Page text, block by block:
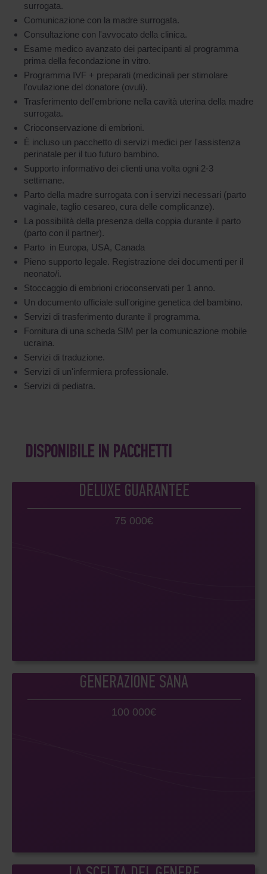
surrogata.
Comunicazione con la madre surrogata.
Consultazione con l'avvocato della clinica.
Esame medico avanzato dei partecipanti al programma
prima della fecondazione in vitro.
Programma IVF + preparati (medicinali per stimolare
l'ovulazione del donatore (ovuli).
Trasferimento dell'embrione nella cavità uterina della madre
surrogata.
Crioconservazione di embrioni.
È incluso un pacchetto di servizi medici per l'assistenza
perinatale per il tuo futuro bambino.
Supporto informativo dei clienti una volta ogni 2-3
settimane.
Parto della madre surrogata con i servizi necessari (parto
vaginale, taglio cesareo, cura delle complicanze).
La possibilità della presenza della coppia durante il parto
(parto con il partner).
Parto in Europa, USA, Canada
Pieno supporto legale. Registrazione dei documenti per il
neonato/i.
Stoccaggio di embrioni crioconservati per 1 anno.
Un documento ufficiale sull'origine genetica del bambino.
Servizi di trasferimento durante il programma.
Fornitura di una scheda SIM per la comunicazione mobile
ucraina.
Servizi di traduzione.
Servizi di un'infermiera professionale.
Servizi di pediatra.
DISPONIBILE IN PACCHETTI
DELUXE GUARANTEE
75 000€
GENERAZIONE SANA
100 000€